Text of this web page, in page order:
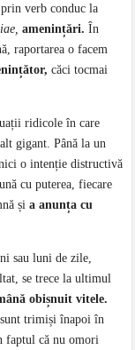
verb conduc la
amenințări.În
raportarea o facem
căci tocmai
ridicole în care
gigant. Până la un
o intenție distructivă
cu puterea, fiecare
șia anunța cu
sau luni de zile,
se trece la ultimul
obișnuit vitele.
trimiși înapoi în
faptul că nu omori